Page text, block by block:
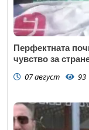
Перфектната
чувство за
07 август 93